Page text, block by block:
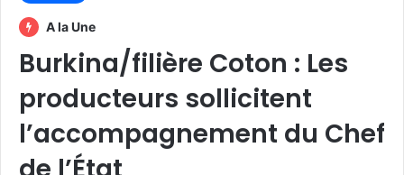
A la Une
Burkina/filière Coton : Les
producteurs sollicitent
l’accompagnement du Chef